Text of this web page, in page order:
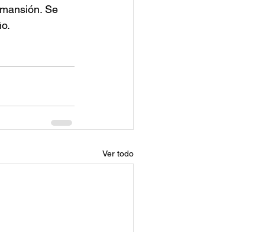
Se
Ver todo